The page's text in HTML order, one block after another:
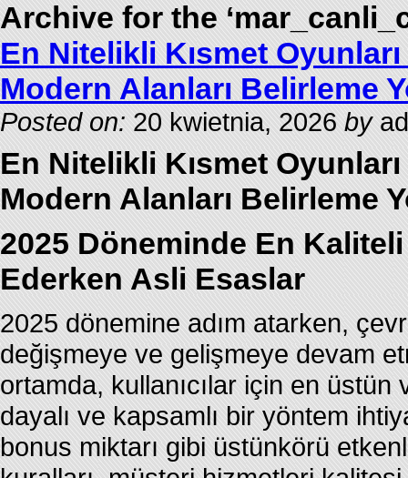
Archive for the
En Nitelikli Kısmet
Modern Alanları Belirleme
Posted on: 20 kwietnia, 2026 by
En Nitelikli Kısmet
Modern Alanları Belirleme
2025 Döneminde En Kaliteli
Ederken Asli Esaslar
2025 dönemine adım atarken,
değişmeye ve gelişmeye devam
ortamda, kullanıcılar için en
dayalı ve kapsamlı bir yöntem
bonus miktarı gibi üstünkörü